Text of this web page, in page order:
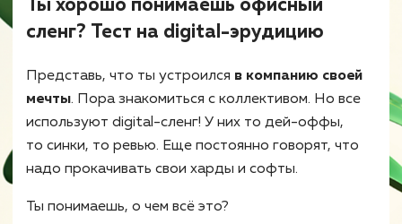
Ты хорошо понимаешь офисный
сленг? Тест на digital-эрудицию
Представь, что ты устроился в компанию своей
мечты. Пора знакомиться с коллективом. Но все
используют digital-сленг! У них то дей-оффы,
то синки, то ревью. Еще постоянно говорят, что
надо прокачивать свои харды и софты.
Ты понимаешь, о чем всё это?